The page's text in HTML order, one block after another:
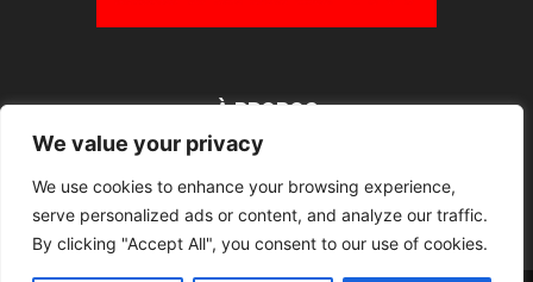
We value your privacy
We use cookies to enhance your browsing experience,
serve personalized ads or content, and analyze our traffic.
By clicking "Accept All", you consent to our use of cookies.
À PROPOS
SUIVEZ NOUS